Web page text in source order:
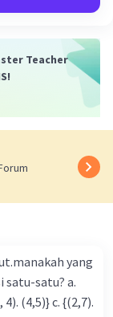
5) dengan m =
Teacher
yang